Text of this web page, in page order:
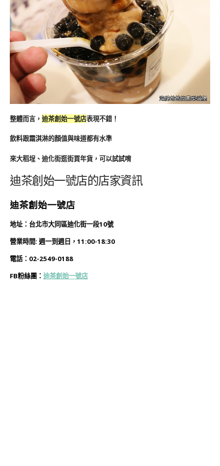
整體而言， 迪茶創始一號店表現不錯！
飲料跟霜淇淋的顏值與味道都有水準
來大稻埕、迪化街逛街買年貨，可以試試唷
迪茶創始一號店的店家資訊
迪茶創始一號店
地址：台北市大同區迪化街一段10號
營業時間: 週一到週日，11:00-18:30
電話：02-2549-0188
FB粉絲團： 迪茶創始一號店